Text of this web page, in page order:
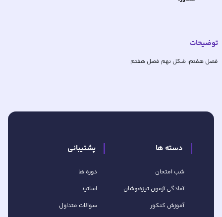
توضیحات
فصل هفتم: شکل نهم فصل هفتم
دسته ها
شب امتحان
آمادگی آزمون تیزهوشان
آموزش کنکور
پشتیبانی
دوره ها
اساتید
سوالات متداول